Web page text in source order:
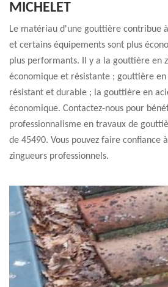
MICHELET
Le matériau d'une gouttière contribue
et certains équipements sont plus
plus performants. Il y a la gouttière en
économique et résistante ; gouttière
résistant et durable ; la gouttière en
économique. Contactez-nous pour
professionnalisme en travaux de
de 45490. Vous pouvez faire confiance
zingueurs professionnels.